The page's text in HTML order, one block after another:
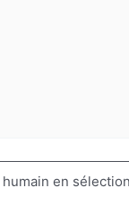
en